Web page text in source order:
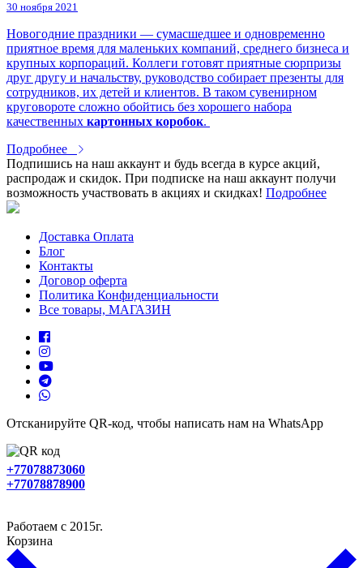
30 ноября 2021
Новогодние праздники — сумасшедшее и одновременно
приятное время для маленьких компаний, среднего бизнеса и
крупных корпораций. Коллеги готовят приятные сюрпризы
друг другу и начальству, руководство собирает презенты для
сотрудников, их детей и клиентов. В таком сувенирном
круговороте сложно обойтись без хорошего набора
качественных картонных коробок.
Подробнее
Подпишись на наш аккаунт и будь всегда в курсе акций,
распродаж и скидок. При подписке на наш аккаунт получи
возможность участвовать в акциях и скидках! Подробнее
Доставка Оплата
Блог
Контакты
Договор оферта
Политика Конфиденциальности
Все товары, МАГАЗИН
Отсканируйте QR-код, чтобы написать нам на WhatsApp
+77078873060
+77078878900
Работаем с 2015г.
Корзина